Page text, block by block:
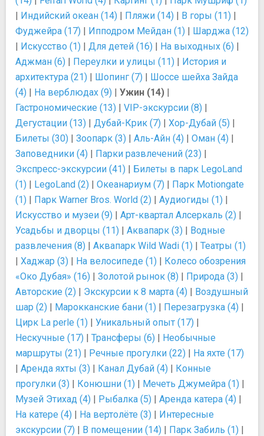
| Индийский океан (14) | Пляжи (14) | В горы (11) |
Фуджейра (17) | Ипподром Мейдан (1) | Шарджа (12)
| Искусство (1) | Для детей (16) | На выходных (6) |
Аджман (6) | Переулки и улицы (11) | История и
архитектура (21) | Шопинг (7) | Шоссе шейха Зайда
(4) | На верблюдах (9) | Ужин (14) |
Гастрономические (13) | VIP-экскурсии (8) |
Дегустации (13) | Дубай-Крик (7) | Хор-Дубай (5) |
Билеты (30) | Зоопарк (3) | Аль-Айн (4) | Оман (4) |
Заповедники (4) | Парки развлечений (23) |
Экспресс-экскурсии (41) | Билеты в парк LegoLand
(1) | LegoLand (2) | Океанариум (7) | Парк Motiongate
(1) | Парк Warner Bros. World (2) | Аудиогиды (1) |
Искусство и музеи (9) | Арт-квартал Алсеркаль (2) |
Усадьбы и дворцы (11) | Аквапарк (3) | Водные
развлечения (8) | Аквапарк Wild Wadi (1) | Театры (1)
| Хаджар (3) | На велосипеде (1) | Колесо обозрения
«Око Дубая» (16) | Золотой рынок (8) | Природа (3) |
Авторские (2) | Экскурсии к 8 марта (4) | Воздушный
шар (2) | Марокканские бани (1) | Перезагрузка (4) |
Цирк La perle (1) | Уникальный опыт (17) |
Нескучные (17) | Трансферы (6) | Необычные
маршруты (21) | Речные прогулки (22) | На яхте (17)
| Аренда яхты (3) | Канал Дубай (4) | Конные
прогулки (3) | Конюшни (1) | Мечеть Джумейра (1) |
Музей Этихад (4) | Рыбалка (5) | Аренда катера (4) |
На катере (4) | На вертолёте (3) | Интересные
экскурсии (7) | В помещении (14) | Парк Забиль (1) |